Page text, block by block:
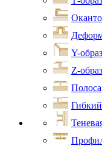
Y-
Z-
Полоса
Гибкий